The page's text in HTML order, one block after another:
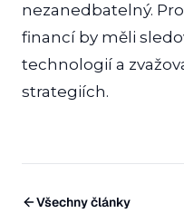
nezanedbatelný.
financí by měli
technologií a
strategiích.
Všechny články